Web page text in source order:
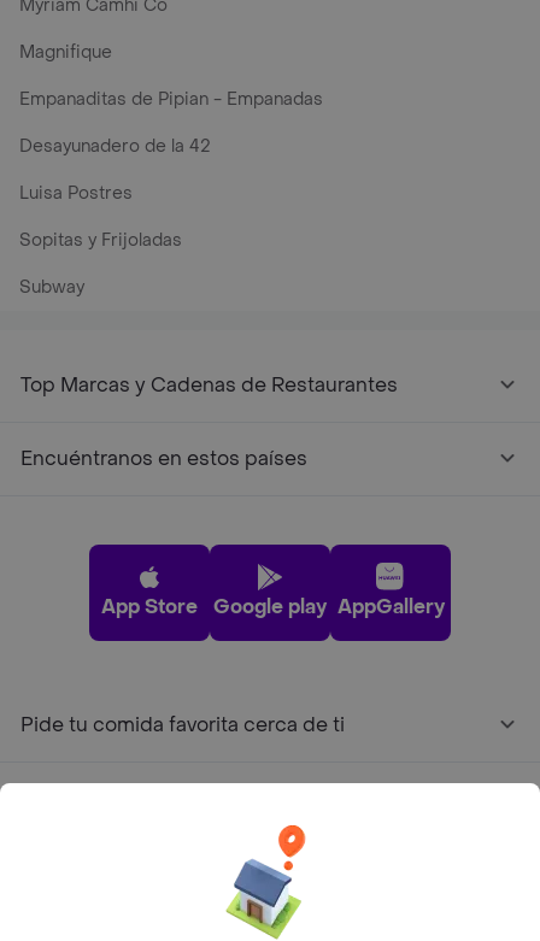
Myriam Camhi Co
Magnifique
Empanaditas de Pipian - Empanadas
Desayunadero de la 42
Luisa Postres
Sopitas y Frijoladas
Subway
Top Marcas y Cadenas de Restaurantes
Encuéntranos en estos países
App Store Google play AppGallery
Pide tu comida favorita cerca de ti